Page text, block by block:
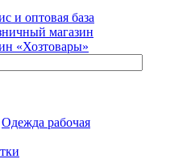
и оптовая база
магазин
«Хозтовары»
Одежда рабочая